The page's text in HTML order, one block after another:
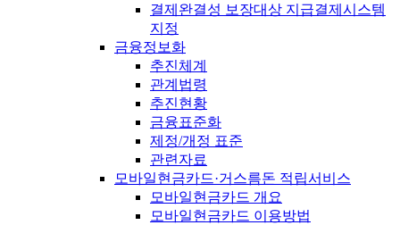
결제완결성 보장대상 지급결제시스템
지정
금융정보화
추진체계
관계법령
추진현황
금융표준화
제정/개정 표준
관련자료
모바일현금카드·거스름돈 적립서비스
모바일현금카드 개요
모바일현금카드 이용방법